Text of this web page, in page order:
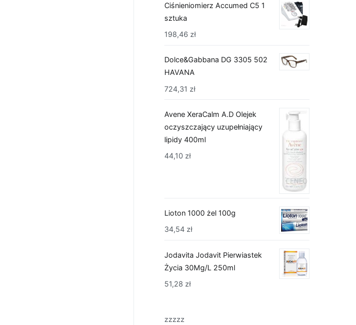
Ciśnieniomierz Accumed C5 1
sztuka
198,46 zł
Dolce&Gabbana DG 3305 502
HAVANA
724,31 zł
Avene XeraCalm A.D Olejek
oczyszczający uzupełniający
lipidy 400ml
44,10 zł
Lioton 1000 żel 100g
34,54 zł
Jodavita Jodavit Pierwiastek
Życia 30Mg/L 250ml
51,28 zł
zzzzz